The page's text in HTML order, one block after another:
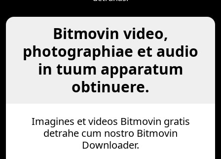
Bitmovin video,
photographiae et audio
in tuum apparatum
obtinuere.
Imagines et videos Bitmovin gratis
detrahe cum nostro Bitmovin
Downloader.